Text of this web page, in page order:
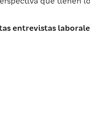
entrevistas